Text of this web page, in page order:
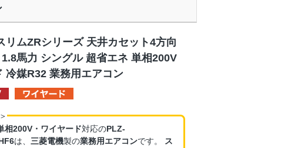
リムZRシリーズ 天井カセット4方向
馬力 シングル 超省エネ 単相200V
冷媒R32 業務用エアコン
相200V・ワイヤード対応のPLZ-
は、 三菱電機製の業務用エアコンです。
ス